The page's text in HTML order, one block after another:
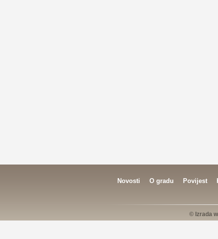
Novosti O gradu Povijest
© Izrada